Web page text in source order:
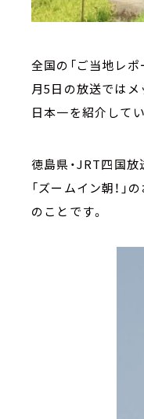
全国の「ご当地レ
月5日の放送ではメ
日本一を紹介して
徳島県・JRT四国放
「ズームイン朝！
のことです。